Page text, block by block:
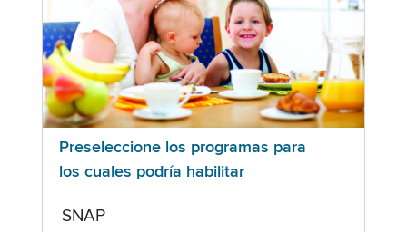
Preseleccione los programas para
los cuales podría habilitar
SNAP